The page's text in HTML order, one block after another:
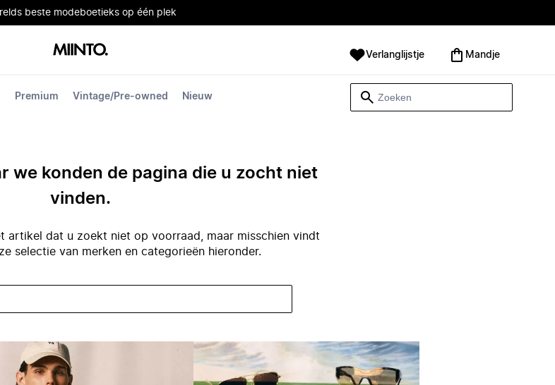
beste modeboetieks op één plek
Premium Vintage/Pre-owned Nieuw
Verlanglijstje Mandje
we konden de pagina die u zocht niet
vinden.
artikel dat u zoekt niet op voorraad, maar misschien vindt
selectie van merken en categorieën hieronder.